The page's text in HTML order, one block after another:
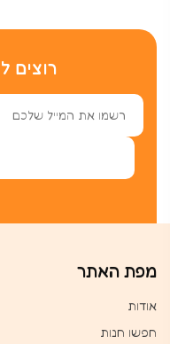
רוצים
מפת האתר
אודות
חפשו חנות